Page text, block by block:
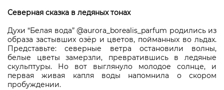
Северная сказка в ледяных тонах
Духи “Белая вода” @aurora_borealis_parfum родились из
образа застывших озёр и цветов, пойманных во льдах.
Представьте: северные ветра остановили волны,
белые цветы замерзли, превратившись в ледяные
скульптуры. Но вот выглянуло молодое солнце, и
первая живая капля воды напомнила о скором
пробуждении.